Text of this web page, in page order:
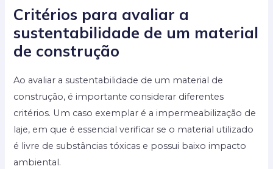
Critérios para avaliar a
sustentabilidade de um material
de construção
Ao avaliar a sustentabilidade de um material de
construção, é importante considerar diferentes
critérios. Um caso exemplar é a impermeabilização de
laje, em que é essencial verificar se o material utilizado
é livre de substâncias tóxicas e possui baixo impacto
ambiental.